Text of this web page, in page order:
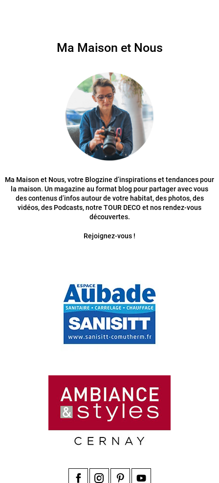
Ma Maison et Nous
Ma Maison et Nous, votre Blogzine d’inspirations et tendances pour
la maison. Un magazine au format blog pour partager avec vous
des contenus d’infos autour de votre habitat, des photos, des
vidéos, des Podcasts, notre TOUR DECO et nos rendez-vous
découvertes.
Rejoignez-vous !